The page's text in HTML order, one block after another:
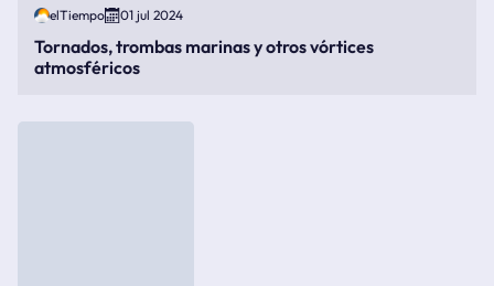
elTiempo 01 jul 2024
Tornados, trombas marinas y otros vórtices
atmosféricos